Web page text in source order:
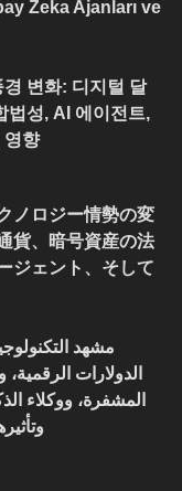
Zeka Ajanları ve
변화: 디지털 달
법성, AI 에이전트,
영향
ノロジー情勢の変
貨、暗号資産の法
ジェント、そして
مشهد
الدولارات الرقمية،
المشفرة، ووكلاء